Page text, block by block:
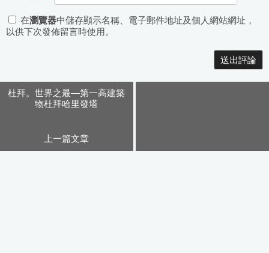
在瀏覽器中儲存顯示名稱、電子郵件地址及個人網站網址，
以供下次發佈留言時使用。
杜拜。世界之最—第一高建築
物杜拜哈里發塔
上一篇文章